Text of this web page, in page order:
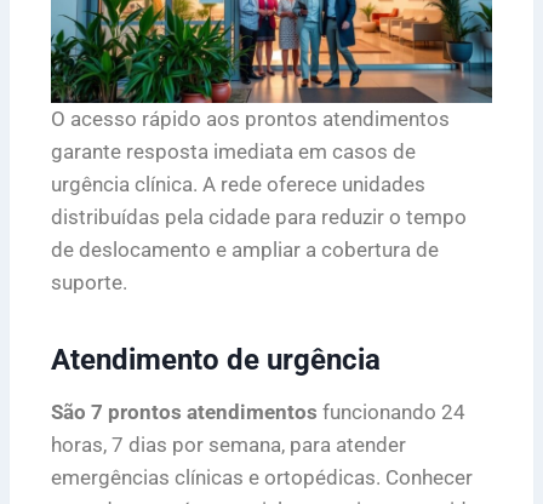
O acesso rápido aos prontos atendimentos
garante resposta imediata em casos de
urgência clínica. A rede oferece unidades
distribuídas pela cidade para reduzir o tempo
de deslocamento e ampliar a cobertura de
suporte.
Atendimento de urgência
São 7 prontos atendimentos funcionando 24
horas, 7 dias por semana, para atender
emergências clínicas e ortopédicas. Conhecer